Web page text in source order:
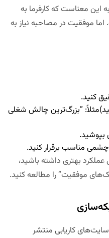
این معناست که کارفرما به
موفقیت در مصاحبه نیاز به
کنید.
)مثلاً: “بزرگ‌ترین چالش شغلی
بپوشید.
مناسب برقرار کنید.
بهتری داشته باشید،
موفقیت“را مطالعه کنید.
کاریابی منتشر